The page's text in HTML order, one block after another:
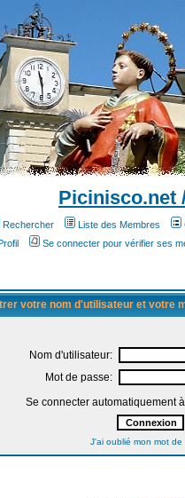
Picinisco.net
Rechercher Liste des Membres
Se connecter pour vérifier ses
votre nom d'utilisateur et votre
Nom d'utilisateur:
Mot de passe:
Se connecter automatiquement
J'ai oublié mon mot de